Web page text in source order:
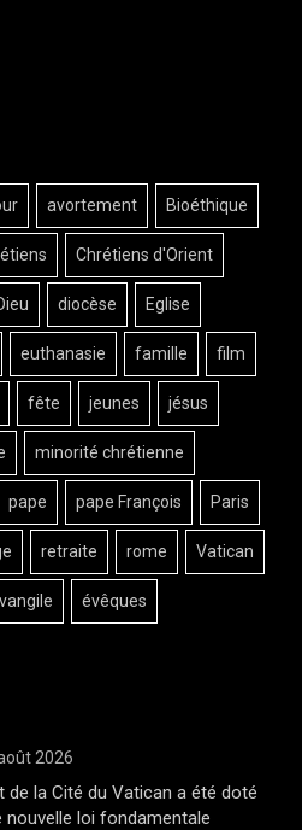
avortement Bioéthique
Chrétiens d'Orient
diocèse Eglise
euthanasie famille film
fête jeunes jésus
minorité chrétienne
pape pape François Paris
retraite rome Vatican
évêques
2026
de la Cité du Vatican a été doté
nouvelle loi fondamentale